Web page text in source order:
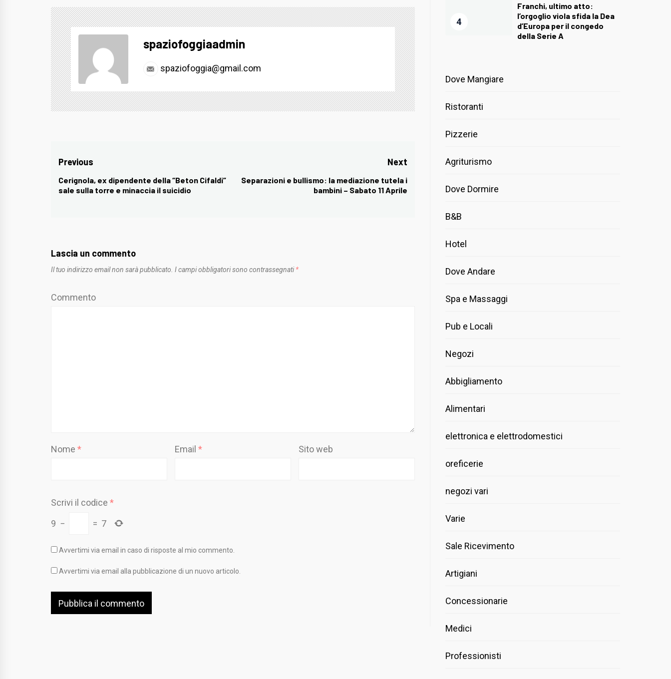
spaziofoggiaadmin
spaziofoggia@gmail.com
Navigazione
articoli
Previous
Previous
post:
Cerignola, ex dipendente della “Beton Cifaldi”
sale sulla torre e minaccia il suicidio
Next
Next
Separazioni e bullismo: la mediazione tutela i
bambini – Sabato 11 Aprile
Lascia un commento
Il tuo indirizzo email non sarà pubblicato. I campi obbligatori sono contrassegnati *
Commento
Nome * Email * Sito web
Scrivi il codice *
9 − = 7
Avvertimi via email in caso di risposte al mio commento.
Avvertimi via email alla pubblicazione di un nuovo articolo.
4
Franchi, ultimo atto:
l’orgoglio viola sfida la Dea
d’Europa per il congedo
della Serie A
Dove Mangiare
Ristoranti
Pizzerie
Agriturismo
Dove Dormire
B&B
Hotel
Dove Andare
Spa e Massaggi
Pub e Locali
Negozi
Abbigliamento
Alimentari
elettronica e elettrodomestici
oreficerie
negozi vari
Varie
Sale Ricevimento
Artigiani
Concessionarie
Medici
Professionisti